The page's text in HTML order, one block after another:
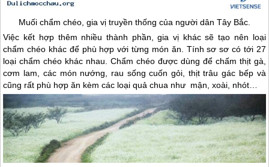
Hình ảnh thân thương xao xuyến khách thăm quan.
Theo từng mùa trong năm, Lữ khách còn có thể thưởng thức những
hương vị khác của núi rừngMộc Châunhư: nộm hoa ban, hoa ban
xào măng đắng, khoai sọ mán, cải mèo, ốc đá Suối Bàng…
Theo Yan.vn
Có Những Điều Mà Bạn Chưa Hề Biết Về Mộc Châu
Những điều cần biết về Hoa Cải - Mộc Châu
Những Điều Cần Biết Về Mùa Hoa Cải Mộc Châu